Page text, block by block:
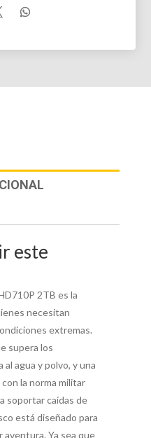
este
2TB es la
necesitan
extremas.
supera los
agua y polvo, y una
la norma militar
soportar caídas de
está diseñado para
Ya sea que